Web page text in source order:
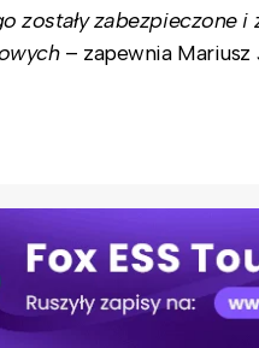
zostały
– zapewnia Mariusz